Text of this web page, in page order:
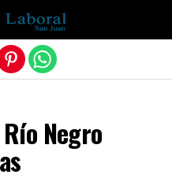
Negro
móvil